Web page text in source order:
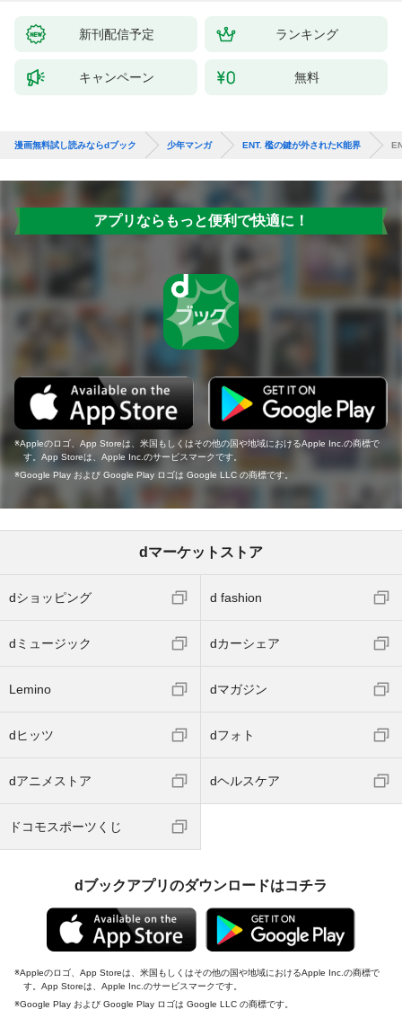
新刊配信予定 ランキング
キャンペーン 無料
漫画無料試し読みならdブック 少年マンガ ENT. 檻の鍵が外されたK能界
アプリならもっと便利で快適に！
Appleのロゴ、App Storeは、米国もしくはその他の国や地域におけるApple Inc.の商標で
す。App Storeは、Apple Inc.のサービスマークです。
Google Play および Google Play ロゴは Google LLC の商標です。
dマーケットストア
dショッピング d fashion
dミュージック dカーシェア
Lemino dマガジン
dヒッツ dフォト
dアニメストア dヘルスケア
ドコモスポーツくじ
dブックアプリのダウンロードはコチラ
Appleのロゴ、App Storeは、米国もしくはその他の国や地域におけるApple Inc.の商標で
す。App Storeは、Apple Inc.のサービスマークです。
Google Play および Google Play ロゴは Google LLC の商標です。